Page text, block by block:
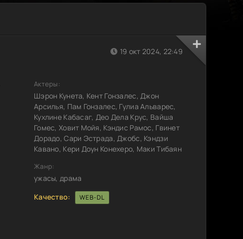
19 окт 2024, 22:49
Актеры:
Шэрон Кунета, Кент Гонзалес, Джон
Арсилья, Пам Гонзалес, Гулиа Альварес,
Кухлине Кабасаг, Део Дела Крус, Вайша
Гомес, Ховит Мойя, Кэндис Рамос, Гвинет
Дорадо, Сари Эстрада, Джобс, Кэндзи
Кавано, Кери Доун Конехеро, Маки Тибаян
Жанр:
ужасы, драма
Качество:
WEB-DL